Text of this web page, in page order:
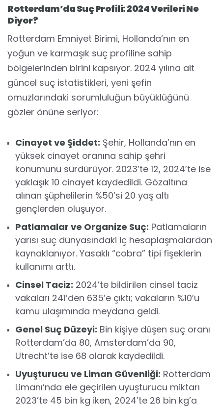
Rotterdam’da Suç Profili: 2024 Verileri Ne
Diyor?
Rotterdam Emniyet Birimi, Hollanda’nın en
yoğun ve karmaşık suç profiline sahip
bölgelerinden birini kapsıyor. 2024 yılına ait
güncel suç istatistikleri, yeni şefin
omuzlarındaki sorumluluğun büyüklüğünü
gözler önüne seriyor:
Cinayet ve Şiddet: Şehir, Hollanda’nın en
yüksek cinayet oranına sahip şehri
konumunu sürdürüyor. 2023’te 12, 2024’te ise
yaklaşık 10 cinayet kaydedildi. Gözaltına
alınan şüphelilerin %50’si 20 yaş altı
gençlerden oluşuyor.
Patlamalar ve Organize Suç: Patlamaların
yarısı suç dünyasındaki iç hesaplaşmalardan
kaynaklanıyor. Yasaklı “cobra” tipi fişeklerin
kullanımı arttı.
Cinsel Taciz: 2024’te bildirilen cinsel taciz
vakaları 241’den 635’e çıktı; vakaların %10’u
kamu ulaşımında meydana geldi.
Genel Suç Düzeyi: Bin kişiye düşen suç oranı
Rotterdam’da 80, Amsterdam’da 90,
Utrecht’te ise 68 olarak kaydedildi.
Uyuşturucu ve Liman Güvenliği: Rotterdam
Limanı’nda ele geçirilen uyuşturucu miktarı
2023’te 45 bin kg iken, 2024’te 26 bin kg’a